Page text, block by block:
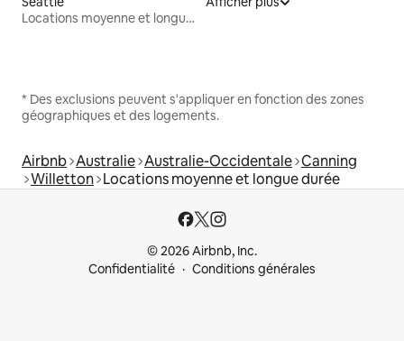
Locations moyenne et longue durée
* Des exclusions peuvent s'appliquer en fonction des zones
géographiques et des logements.
Airbnb Australie Australie-Occidentale Canning
Willetton Locations moyenne et longue durée
© 2026 Airbnb, Inc.
Confidentialité
Conditions générales